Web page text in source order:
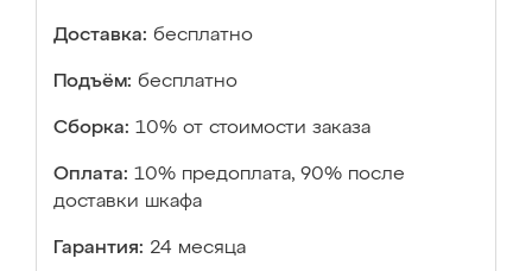
Доставка: бесплатно
Подъём: бесплатно
Сборка: 10% от стоимости заказа
Оплата: 10% предоплата, 90% после
доставки шкафа
Гарантия: 24 месяца